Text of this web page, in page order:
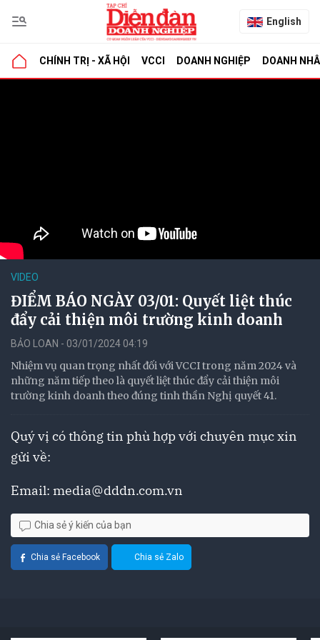
English
CHÍNH TRỊ - XÃ HỘI VCCI DOANH NGHIỆP DOANH
VIDEO
ĐIỂM BÁO NGÀY 03/01: Quyết liệt thúc
đẩy cải thiện môi trường kinh doanh
BẢO LOAN - 03/01/2024 04:19
Nhiệm vụ quan trọng nhất đối với VCCI trong năm 2024 và
những năm tiếp theo là quyết liệt thúc đẩy cải thiện môi
trường kinh doanh theo đúng tinh thần Nghị quyết 41.
Quý vị có thông tin phù hợp với chuyên mục xin
gửi về:
Email: media@dddn.com.vn
Chia sẻ ý kiến của bạn
Chia sẻ Facebook Chia sẻ Zalo